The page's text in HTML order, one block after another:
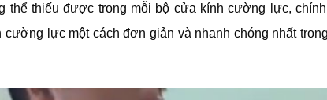
thể thiếu được trong mỗi bộ cửa kính cường lực,
cường lực một cách đơn giản và nhanh chóng nhất